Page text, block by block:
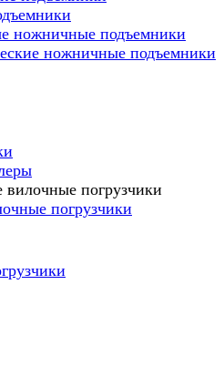
ножничные подъемники
ножничные подъемники
вилочные погрузчики
погрузчики